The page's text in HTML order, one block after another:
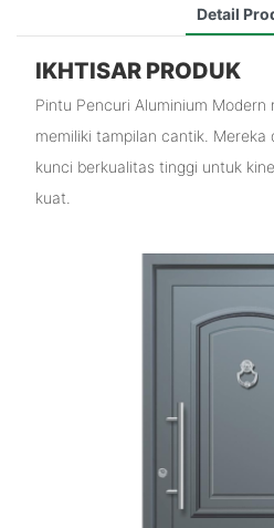
Detail
IKHTISAR PRODUK
Pintu Pencuri Aluminium Modern
memiliki tampilan cantik. Mereka
kunci berkualitas tinggi untuk
kuat.